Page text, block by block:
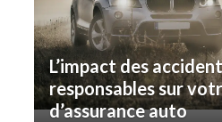
L’impact des
responsables sur
d’assurance auto